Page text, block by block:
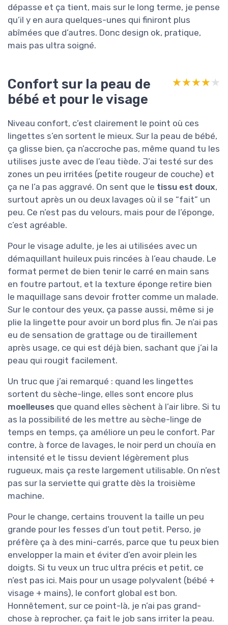
dépasse et ça tient, mais sur le long terme, je pense
qu’il y en aura quelques-unes qui finiront plus
abîmées que d’autres. Donc design ok, pratique,
mais pas ultra soigné.
Confort sur la peau de
bébé et pour le visage
★★★★★
★★★★★
Niveau confort, c’est clairement le point où ces
lingettes s’en sortent le mieux. Sur la peau de bébé,
ça glisse bien, ça n’accroche pas, même quand tu les
utilises juste avec de l’eau tiède. J’ai testé sur des
zones un peu irritées (petite rougeur de couche) et
ça ne l’a pas aggravé. On sent que le tissu est doux,
surtout après un ou deux lavages où il se “fait” un
peu. Ce n’est pas du velours, mais pour de l’éponge,
c’est agréable.
Pour le visage adulte, je les ai utilisées avec un
démaquillant huileux puis rincées à l’eau chaude. Le
format permet de bien tenir le carré en main sans
en foutre partout, et la texture éponge retire bien
le maquillage sans devoir frotter comme un malade.
Sur le contour des yeux, ça passe aussi, même si je
plie la lingette pour avoir un bord plus fin. Je n’ai pas
eu de sensation de grattage ou de tiraillement
après usage, ce qui est déjà bien, sachant que j’ai la
peau qui rougit facilement.
Un truc que j’ai remarqué : quand les lingettes
sortent du sèche-linge, elles sont encore plus
moelleuses que quand elles sèchent à l’air libre. Si tu
as la possibilité de les mettre au sèche-linge de
temps en temps, ça améliore un peu le confort. Par
contre, à force de lavages, le noir perd un chouïa en
intensité et le tissu devient légèrement plus
rugueux, mais ça reste largement utilisable. On n’est
pas sur la serviette qui gratte dès la troisième
machine.
Pour le change, certains trouvent la taille un peu
grande pour les fesses d’un tout petit. Perso, je
préfère ça à des mini-carrés, parce que tu peux bien
envelopper la main et éviter d’en avoir plein les
doigts. Si tu veux un truc ultra précis et petit, ce
n’est pas ici. Mais pour un usage polyvalent (bébé +
visage + mains), le confort global est bon.
Honnêtement, sur ce point-là, je n’ai pas grand-
chose à reprocher, ça fait le job sans irriter la peau.